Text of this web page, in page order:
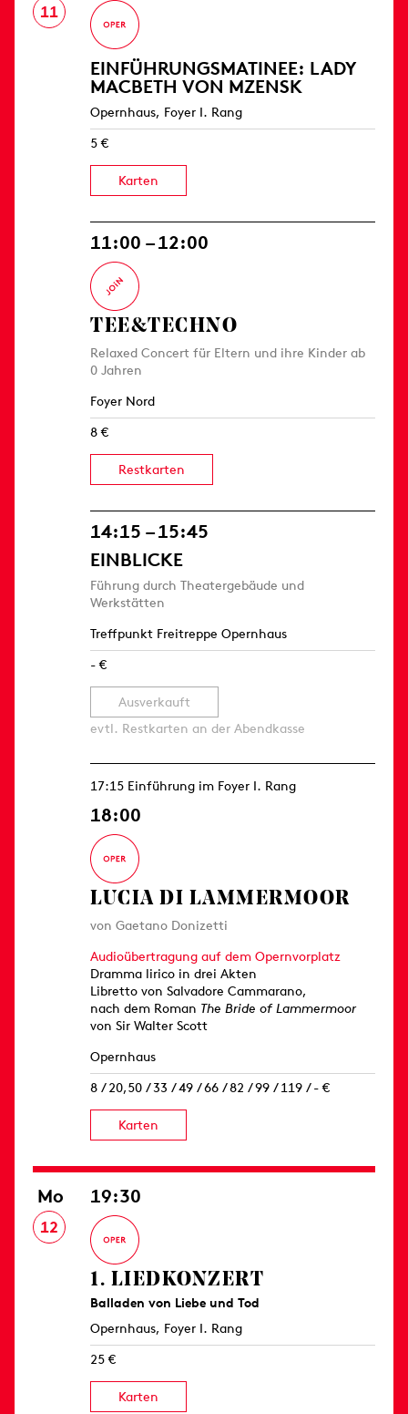
11
EINFÜHRUNGS­MATINEE: LADY
MACBETH VON MZENSK
Opernhaus, Foyer I. Rang
5 €
Karten
11:00 – 12:00
TEE&TECHNO
Relaxed Concert für Eltern und ihre Kinder ab
0 Jahren
Foyer Nord
8 €
Restkarten
14:15 – 15:45
EINBLICKE
Führung durch Theatergebäude und
Werkstätten
Treffpunkt Freitreppe Opernhaus
- €
Ausverkauft
evtl. Restkarten an der Abendkasse
17:15 Einführung im Foyer I. Rang
18:00
LUCIA DI LAMMERMOOR
von Gaetano Donizetti
Audioübertragung auf dem Opernvorplatz
Dramma lirico in drei Akten
Libretto von Salvadore Cammarano,
nach dem Roman The Bride of Lammermoor
von Sir Walter Scott
Opernhaus
8 / 20,50 / 33 / 49 / 66 / 82 / 99 / 119 / - €
Karten
Mo
12
19:30
1. LIED­KONZERT
Balladen von Liebe und Tod
Opernhaus, Foyer I. Rang
25 €
Karten